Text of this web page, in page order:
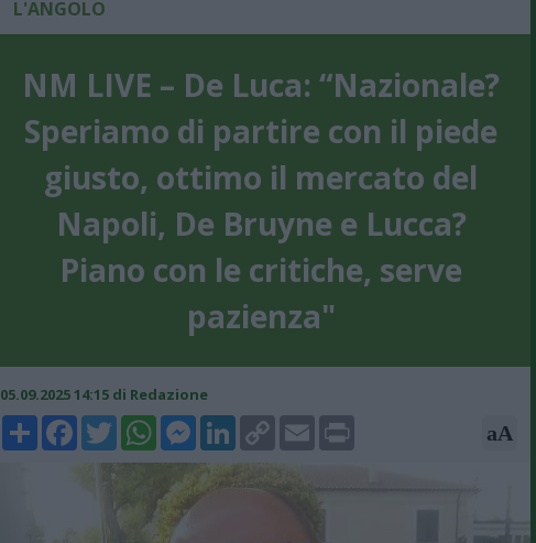
L'ANGOLO
NM LIVE – De Luca: “Nazionale?
Speriamo di partire con il piede
giusto, ottimo il mercato del
Napoli, De Bruyne e Lucca?
Piano con le critiche, serve
pazienza"
05.09.2025 14:15 di Redazione
ShareFacebookTwitterWhatsAppMessenger
LinkedIn
Copy
Link
Email Print aA